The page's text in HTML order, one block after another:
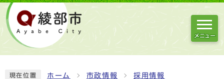
メニュー
現在位置 ホーム 市政情報 採用情報